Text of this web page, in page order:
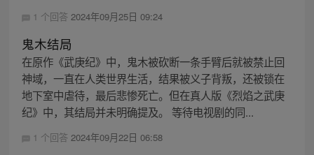
1 个回答 2024年09月25日 09:24
鬼木结局
在原作《武庚纪》中，鬼木被砍断一条手臂后就被禁止回
神域，一直在人类世界生活，结果被义子背叛，还被锁在
地下室中虐待，最后悲惨死亡。但在真人版《烈焰之武庚
纪》中，其结局并未明确提及。 等待电视剧的同...
1 个回答 2024年09月22日 06:58